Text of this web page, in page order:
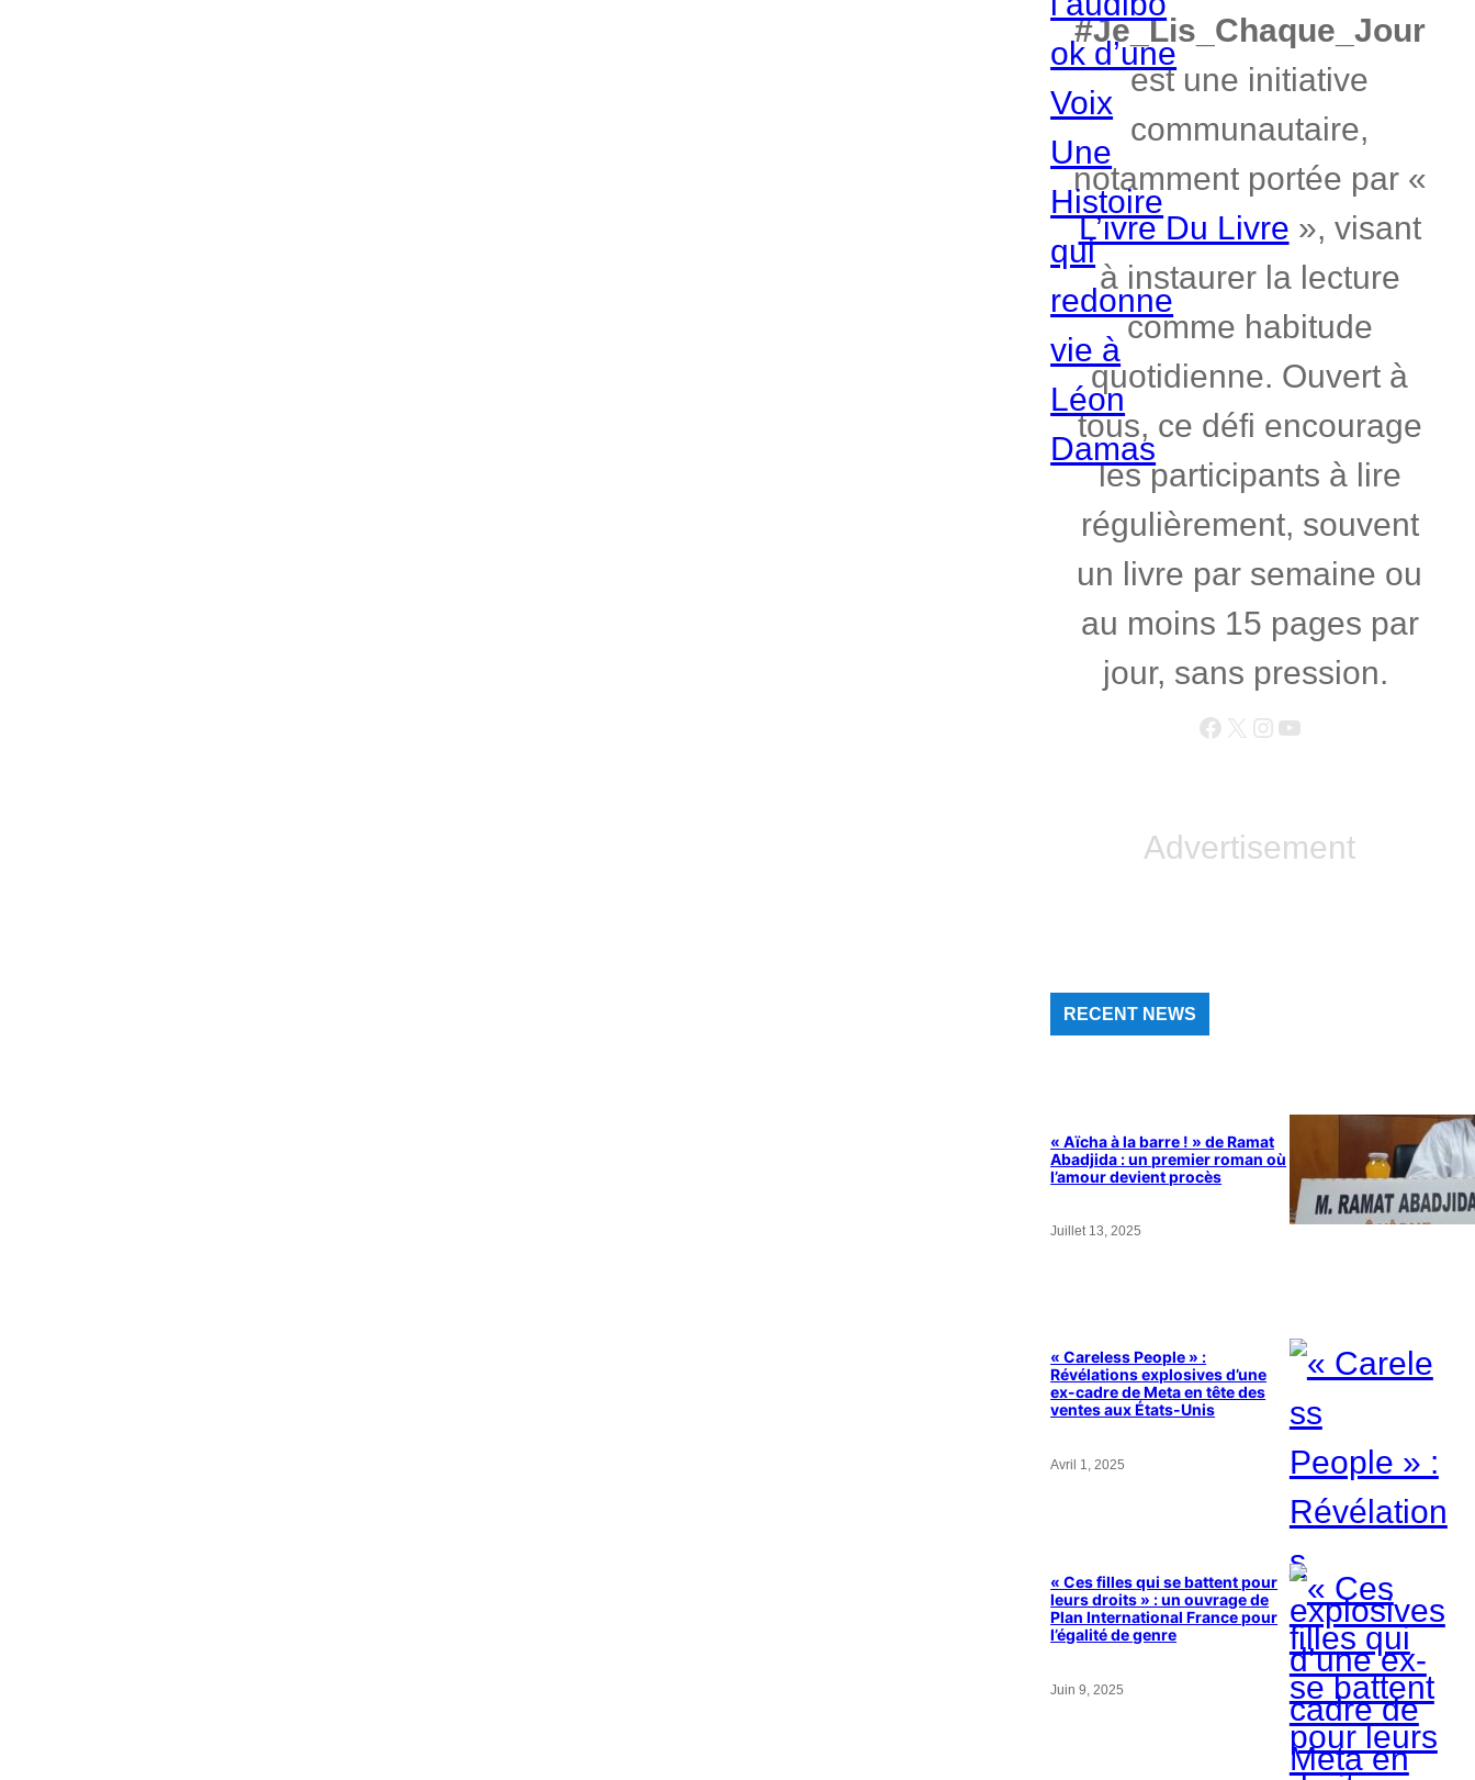
#Je_Lis_Chaque_Jour
est une initiative
communautaire,
notamment portée par «
L’ivre Du Livre », visant
à instaurer la lecture
comme habitude
quotidienne. Ouvert à
tous, ce défi encourage
les participants à lire
régulièrement, souvent
un livre par semaine ou
au moins 15 pages par
jour, sans pression.
Facebook X Instagram YouTube
Advertisement
RECENT NEWS
« Aïcha à la barre ! » de Ramat
Abadjida : un premier roman où
l’amour devient procès
Juillet 13, 2025
« Careless People » :
Révélations explosives d’une
ex-cadre de Meta en tête des
ventes aux États-Unis
Avril 1, 2025
« Ces filles qui se battent pour
leurs droits » : un ouvrage de
Plan International France pour
l’égalité de genre
Juin 9, 2025